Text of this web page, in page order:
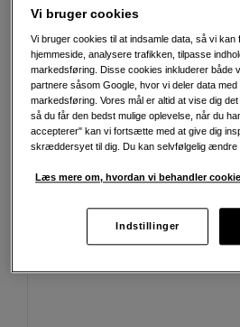
Personlig service og
Passende tilbehør
Vi bruger cookies
Vi bruger cookies til at indsamle data, så vi
hjemmeside, analysere trafikken, tilpasse
markedsføring. Disse cookies inkluderer både
partnere såsom Google, hvor vi deler data
markedsføring. Vores mål er altid at vise dig
så du får den bedst mulige oplevelse, når du
accepterer" kan vi fortsætte med at give dig
skræddersyet til dig. Du kan selvfølgelig ændre
Læs mere om, hvordan vi behandler
Indstillinger